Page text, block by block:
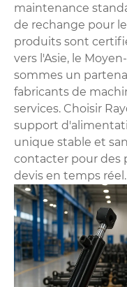
maintenance
de rechange pour
produits sont
vers l'Asie, le
sommes un
fabricants de
services. Choisir
support
unique stable et
contacter pour des
devis en temps réel.